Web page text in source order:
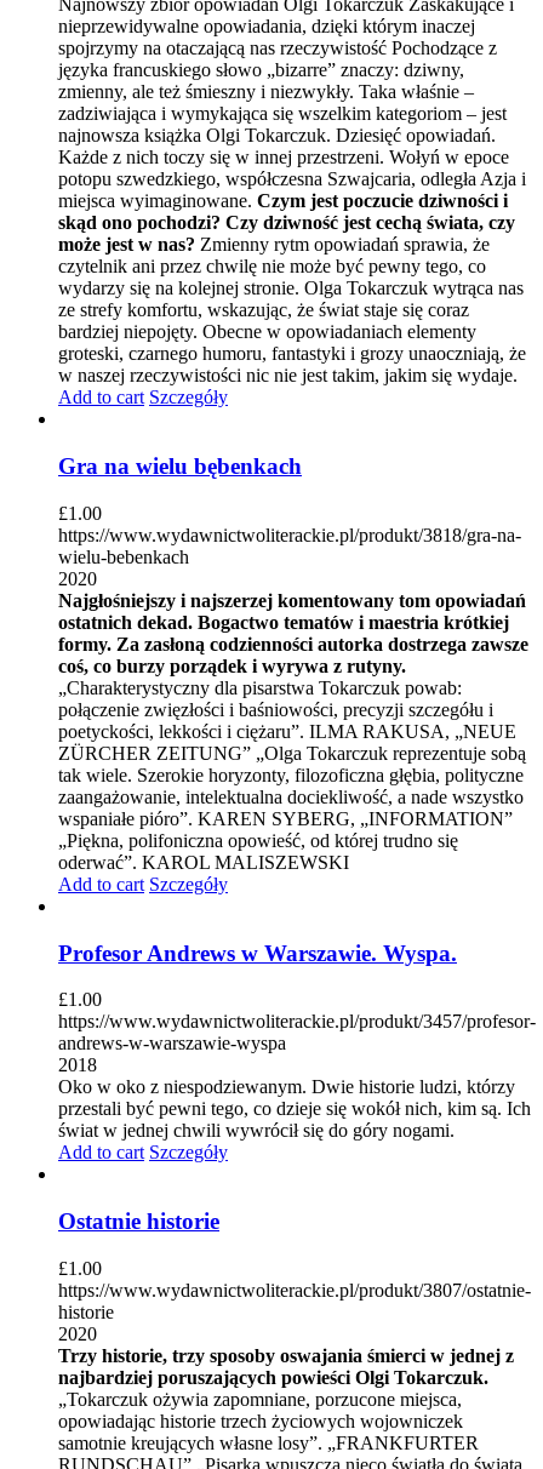
Najnowszy zbiór opowiadań Olgi Tokarczuk Zaskakujące i
nieprzewidywalne opowiadania, dzięki którym inaczej
spojrzymy na otaczającą nas rzeczywistość Pochodzące z
języka francuskiego słowo „bizarre” znaczy: dziwny,
zmienny, ale też śmieszny i niezwykły. Taka właśnie –
zadziwiająca i wymykająca się wszelkim kategoriom – jest
najnowsza książka Olgi Tokarczuk. Dziesięć opowiadań.
Każde z nich toczy się w innej przestrzeni. Wołyń w epoce
potopu szwedzkiego, współczesna Szwajcaria, odległa Azja i
miejsca wyimaginowane. Czym jest poczucie dziwności i
skąd ono pochodzi? Czy dziwność jest cechą świata, czy
może jest w nas? Zmienny rytm opowiadań sprawia, że
czytelnik ani przez chwilę nie może być pewny tego, co
wydarzy się na kolejnej stronie. Olga Tokarczuk wytrąca nas
ze strefy komfortu, wskazując, że świat staje się coraz
bardziej niepojęty. Obecne w opowiadaniach elementy
groteski, czarnego humoru, fantastyki i grozy unaoczniają, że
w naszej rzeczywistości nic nie jest takim, jakim się wydaje.
Add to cart Szczegóły
Gra na wielu bębenkach
£1.00
https://www.wydawnictwoliterackie.pl/produkt/3818/gra-na-
wielu-bebenkach
2020
Najgłośniejszy i najszerzej komentowany tom opowiadań
ostatnich dekad. Bogactwo tematów i maestria krótkiej
formy. Za zasłoną codzienności autorka dostrzega zawsze
coś, co burzy porządek i wyrywa z rutyny.
„Charakterystyczny dla pisarstwa Tokarczuk powab:
połączenie zwięzłości i baśniowości, precyzji szczegółu i
poetyckości, lekkości i ciężaru”. ILMA RAKUSA, „NEUE
ZÜRCHER ZEITUNG” „Olga Tokarczuk reprezentuje sobą
tak wiele. Szerokie horyzonty, filozoficzna głębia, polityczne
zaangażowanie, intelektualna dociekliwość, a nade wszystko
wspaniałe pióro”. KAREN SYBERG, „INFORMATION”
„Piękna, polifoniczna opowieść, od której trudno się
oderwać”. KAROL MALISZEWSKI
Add to cart Szczegóły
Profesor Andrews w Warszawie. Wyspa.
£1.00
https://www.wydawnictwoliterackie.pl/produkt/3457/profesor-
andrews-w-warszawie-wyspa
2018
Oko w oko z niespodziewanym. Dwie historie ludzi, którzy
przestali być pewni tego, co dzieje się wokół nich, kim są. Ich
świat w jednej chwili wywrócił się do góry nogami.
Add to cart Szczegóły
Ostatnie historie
£1.00
https://www.wydawnictwoliterackie.pl/produkt/3807/ostatnie-
historie
2020
Trzy historie, trzy sposoby oswajania śmierci w jednej z
najbardziej poruszających powieści Olgi Tokarczuk.
„Tokarczuk ożywia zapomniane, porzucone miejsca,
opowiadając historie trzech życiowych wojowniczek
samotnie kreujących własne losy”. „FRANKFURTER
RUNDSCHAU” „Pisarka wpuszcza nieco światła do świata